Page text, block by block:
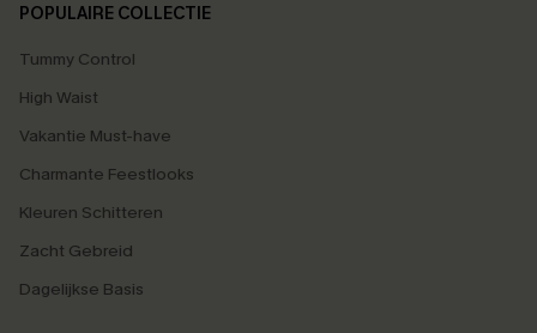
POPULAIRE COLLECTIE
Tummy Control
High Waist
Vakantie Must-have
Charmante Feestlooks
Kleuren Schitteren
Zacht Gebreid
Dagelijkse Basis